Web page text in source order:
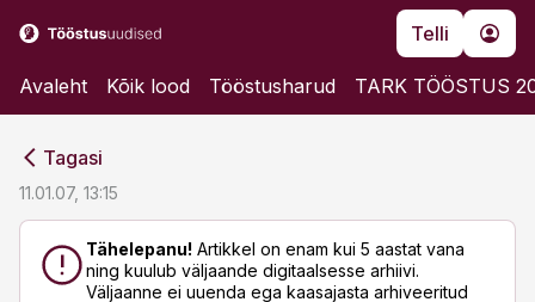
Telli
Avaleht Kõik lood Tööstusharud TARK TÖÖSTUS
Tagasi
11.01.07, 13:15
Tähelepanu! Artikkel on enam kui 5 aastat vana
ning kuulub väljaande digitaalsesse arhiivi.
Väljaanne ei uuenda ega kaasajasta arhiveeritud